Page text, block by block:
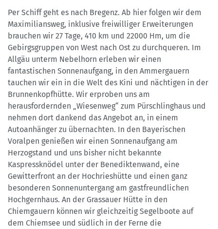
Per Schiff geht es nach Bregenz. Ab hier folgen wir dem
Maximiliansweg, inklusive freiwilliger Erweiterungen
brauchen wir 27 Tage, 410 km und 22000 Hm, um die
Gebirgsgruppen von West nach Ost zu durchqueren. Im
Allgäu unterm Nebelhorn erleben wir einen
fantastischen Sonnenaufgang, in den Ammergauern
tauchen wir ein in die Welt des Kini und nächtigen in der
Brunnenkopfhütte. Wir erproben uns am
herausfordernden „Wiesenweg“ zum Pürschlinghaus und
nehmen dort dankend das Angebot an, in einem
Autoanhänger zu übernachten. In den Bayerischen
Voralpen genießen wir einen Sonnenaufgang am
Herzogstand und uns bisher nicht bekannte
Kaspressknödel unter der Benediktenwand, eine
Gewitterfront an der Hochrieshütte und einen ganz
besonderen Sonnenuntergang am gastfreundlichen
Hochgernhaus. An der Grassauer Hütte in den
Chiemgauern können wir gleichzeitig Segelboote auf
dem Chiemsee und südlich in der Ferne die